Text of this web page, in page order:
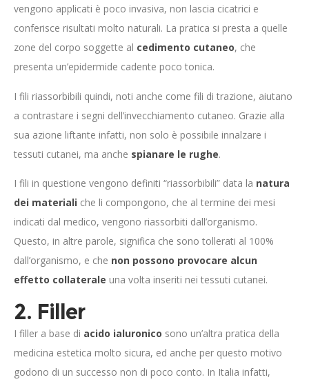
vengono applicati è poco invasiva, non lascia cicatrici e
conferisce risultati molto naturali. La pratica si presta a quelle
zone del corpo soggette al cedimento cutaneo, che
presenta un’epidermide cadente poco tonica.
I fili riassorbibili quindi, noti anche come fili di trazione, aiutano
a contrastare i segni dell’invecchiamento cutaneo. Grazie alla
sua azione liftante infatti, non solo è possibile innalzare i
tessuti cutanei, ma anche spianare le rughe.
I fili in questione vengono definiti “riassorbibili” data la natura
dei materiali che li compongono, che al termine dei mesi
indicati dal medico, vengono riassorbiti dall’organismo.
Questo, in altre parole, significa che sono tollerati al 100%
dall’organismo, e che non possono provocare alcun
effetto collaterale una volta inseriti nei tessuti cutanei.
2. Filler
I filler a base di acido ialuronico sono un’altra pratica della
medicina estetica molto sicura, ed anche per questo motivo
godono di un successo non di poco conto. In Italia infatti,